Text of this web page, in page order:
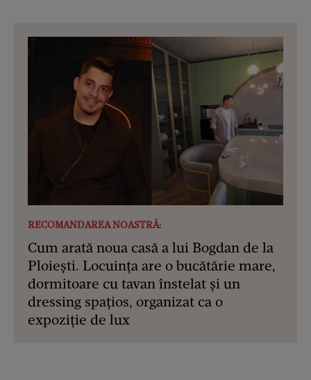
RECOMANDAREA NOASTRĂ:
Cum arată noua casă a lui Bogdan de la
Ploiești. Locuința are o bucătărie mare,
dormitoare cu tavan înstelat și un
dressing spațios, organizat ca o
expoziție de lux